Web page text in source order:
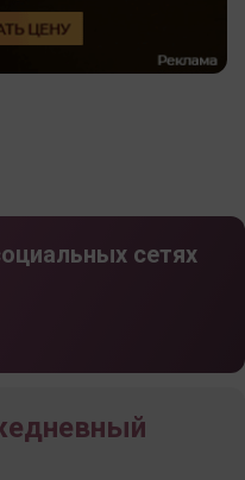
сетях